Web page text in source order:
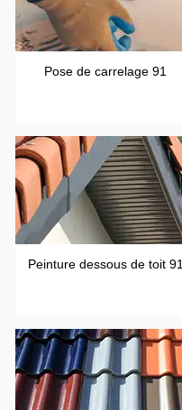
Pose de carrelage 91
Peinture dessous de toit 91